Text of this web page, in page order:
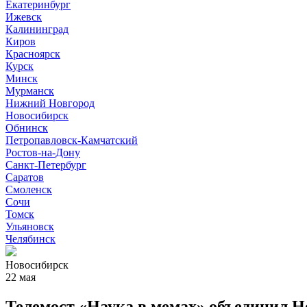
Екатеринбург
Ижевск
Калининград
Киров
Красноярск
Курск
Минск
Мурманск
Нижний Новгород
Новосибирск
Обнинск
Петропавловск-Камчатский
Ростов-на-Дону
Санкт-Петербург
Саратов
Смоленск
Сочи
Томск
Ульяновск
Челябинск
Новосибирск
22 мая